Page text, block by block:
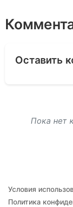
Оставить
Пока нет
Условия
Политика